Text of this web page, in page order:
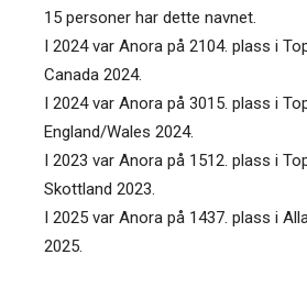
15 personer har dette navnet.
I 2024 var Anora på 2104. plass i
Canada 2024.
I 2024 var Anora på 3015. plass i
England/Wales 2024.
I 2023 var Anora på 1512. plass i
Skottland 2023.
I 2025 var Anora på 1437. plass i
2025.